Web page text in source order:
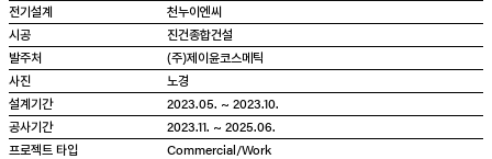
전기설계
천누이엔씨
시공
진건종합건설
발주처
(주)제이윤코스메틱
사진
노경
설계기간
2023.05. ~ 2023.10.
공사기간
2023.11. ~ 2025.06.
Commercial Work